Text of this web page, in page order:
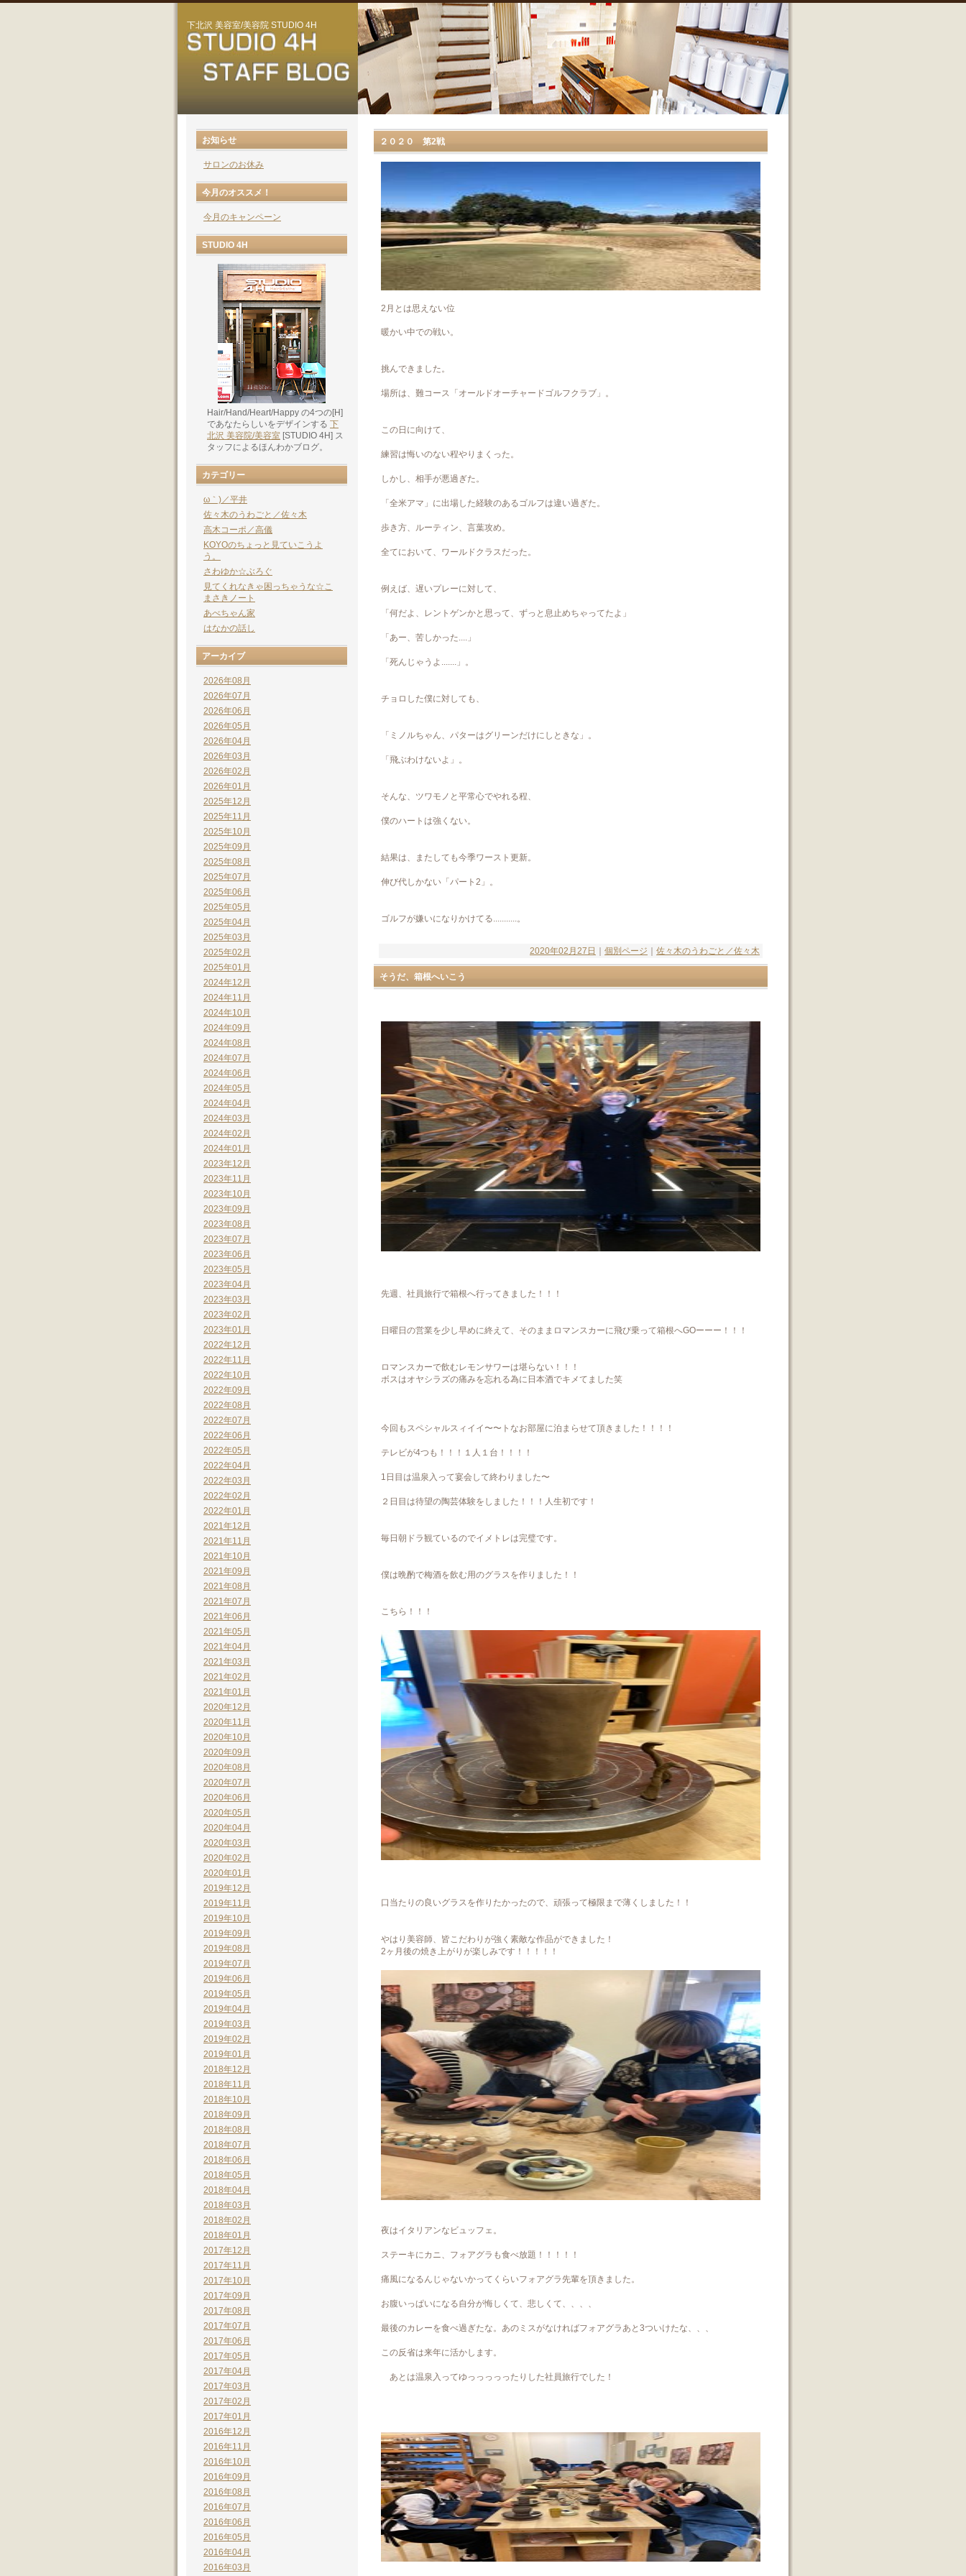
下北沢 美容室/美容院 STUDIO 4H
２０２０ 第2戦
2月とは思えない位
暖かい中での戦い。
挑んできました。
場所は、難コース「オールドオーチャードゴルフクラブ」。
この日に向けて、
練習は悔いのない程やりまくった。
しかし、相手が悪過ぎた。
「全米アマ」に出場した経験のあるゴルフは違い過ぎた。
歩き方、ルーティン、言葉攻め。
全てにおいて、ワールドクラスだった。
例えば、遅いプレーに対して、
「何だよ、レントゲンかと思って、ずっと息止めちゃってたよ」
「あー、苦しかった....」
「死んじゃうよ.......」。
チョロした僕に対しても、
「ミノルちゃん、パターはグリーンだけにしときな」。
「飛ぶわけないよ」。
そんな、ツワモノと平常心でやれる程、
僕のハートは強くない。
結果は、またしても今季ワースト更新。
伸び代しかない「パート2」。
ゴルフが嫌いになりかけてる...........。
2020年02月27日 個別ページ 佐々木のうわごと／佐々木
そうだ、箱根へいこう
先週、社員旅行で箱根へ行ってきました！！！
日曜日の営業を少し早めに終えて、そのままロマンスカーに飛び乗って箱根へGOーーー！！！
ロマンスカーで飲むレモンサワーは堪らない！！！
ボスはオヤシラズの痛みを忘れる為に日本酒でキメてました笑
今回もスペシャルスィイイ〜〜トなお部屋に泊まらせて頂きました！！！！
テレビが4つも！！！１人１台！！！！
1日目は温泉入って宴会して終わりました〜
２日目は待望の陶芸体験をしました！！！人生初です！
毎日朝ドラ観ているのでイメトレは完璧です。
僕は晩酌で梅酒を飲む用のグラスを作りました！！
こちら！！！
口当たりの良いグラスを作りたかったので、頑張って極限まで薄くしました！！
やはり美容師、皆こだわりが強く素敵な作品ができました！
2ヶ月後の焼き上がりが楽しみです！！！！！
夜はイタリアンなビュッフェ。
ステーキにカニ、フォアグラも食べ放題！！！！！
痛風になるんじゃないかってくらいフォアグラ先輩を頂きました。
お腹いっぱいになる自分が悔しくて、悲しくて、、、、
最後のカレーを食べ過ぎたな。あのミスがなければフォアグラあと3ついけたな、、、
この反省は来年に活かします。
あとは温泉入ってゆっっっっったりした社員旅行でした！
お知らせ
サロンのお休み
今月のオススメ！
今月のキャンペーン
STUDIO 4H
Hair/Hand/Heart/Happy の4つの[H]
であなたらしいをデザインする 下
北沢 美容院/美容室 [STUDIO 4H] ス
タッフによるほんわかブログ。
カテゴリー
ω｀)／平井
佐々木のうわごと／佐々木
高木コーポ／高儀
KOYOのちょっと見ていこうよ
う。
さわゆか☆ぶろぐ
見てくれなきゃ困っちゃうな☆こ
まさきノート
あべちゃん家
はなかの話し
アーカイブ
2026年08月
2026年07月
2026年06月
2026年05月
2026年04月
2026年03月
2026年02月
2026年01月
2025年12月
2025年11月
2025年10月
2025年09月
2025年08月
2025年07月
2025年06月
2025年05月
2025年04月
2025年03月
2025年02月
2025年01月
2024年12月
2024年11月
2024年10月
2024年09月
2024年08月
2024年07月
2024年06月
2024年05月
2024年04月
2024年03月
2024年02月
2024年01月
2023年12月
2023年11月
2023年10月
2023年09月
2023年08月
2023年07月
2023年06月
2023年05月
2023年04月
2023年03月
2023年02月
2023年01月
2022年12月
2022年11月
2022年10月
2022年09月
2022年08月
2022年07月
2022年06月
2022年05月
2022年04月
2022年03月
2022年02月
2022年01月
2021年12月
2021年11月
2021年10月
2021年09月
2021年08月
2021年07月
2021年06月
2021年05月
2021年04月
2021年03月
2021年02月
2021年01月
2020年12月
2020年11月
2020年10月
2020年09月
2020年08月
2020年07月
2020年06月
2020年05月
2020年04月
2020年03月
2020年02月
2020年01月
2019年12月
2019年11月
2019年10月
2019年09月
2019年08月
2019年07月
2019年06月
2019年05月
2019年04月
2019年03月
2019年02月
2019年01月
2018年12月
2018年11月
2018年10月
2018年09月
2018年08月
2018年07月
2018年06月
2018年05月
2018年04月
2018年03月
2018年02月
2018年01月
2017年12月
2017年11月
2017年10月
2017年09月
2017年08月
2017年07月
2017年06月
2017年05月
2017年04月
2017年03月
2017年02月
2017年01月
2016年12月
2016年11月
2016年10月
2016年09月
2016年08月
2016年07月
2016年06月
2016年05月
2016年04月
2016年03月